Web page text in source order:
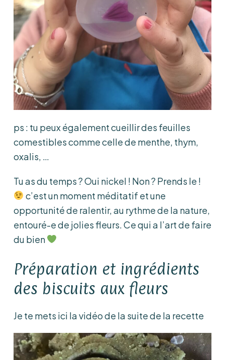
ps : tu peux également cueillir des feuilles
comestibles comme celle de menthe, thym,
oxalis, …
Tu as du temps ? Oui nickel ! Non ? Prends le !
c’est un moment méditatif et une
opportunité de ralentir, au rythme de la nature,
entouré-e de jolies fleurs. Ce qui a l’art de faire
du bien
Préparation et ingrédients
des biscuits aux fleurs
Je te mets ici la vidéo de la suite de la recette
L
e